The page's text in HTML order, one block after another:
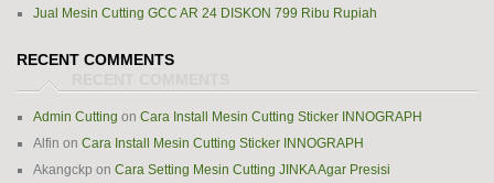
Jual Mesin Cutting GCC AR 24 DISKON 799 Ribu Rupiah
RECENT COMMENTS
Admin Cutting on Cara Install Mesin Cutting Sticker INNOGRAPH
Alfin on Cara Install Mesin Cutting Sticker INNOGRAPH
Akangckp on Cara Setting Mesin Cutting JINKA Agar Presisi